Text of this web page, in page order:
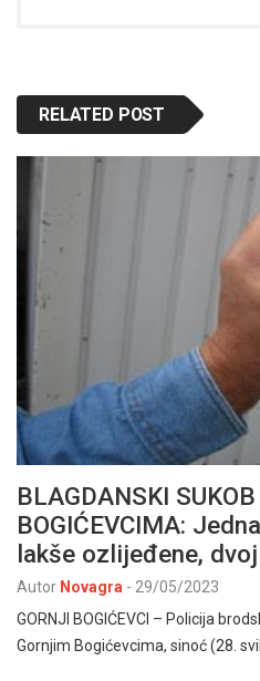
RELATED POST
BLAGDANSKI SUKOB
BOGIĆEVCIMA:
lakše ozlijeđene,
Autor Novagra - 29/05/2023
GORNJI BOGIĆEVCI – Policija
Gornjim Bogićevcima, sinoć (28.